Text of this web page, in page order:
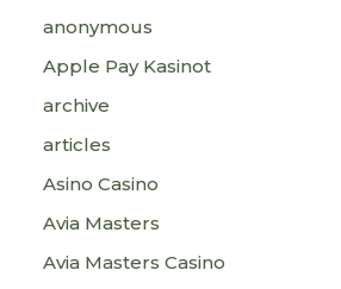
anonymous
Apple Pay Kasinot
archive
articles
Asino Casino
Avia Masters
Avia Masters Casino